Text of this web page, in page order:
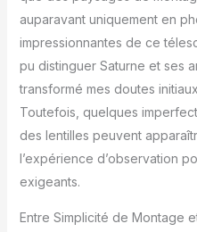
auparavant uniquement en
impressionnantes de ce
pu distinguer Saturne et ses
transformé mes doutes
Toutefois, quelques
des lentilles peuvent
l’expérience d’observation
exigeants.
Entre Simplicité de Montage